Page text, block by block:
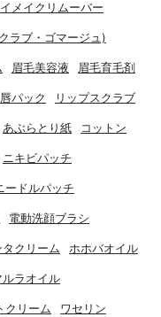
メイクリムーバー
ラブ・ゴマージュ)
眉毛美容液 眉毛育毛剤
唇パック リップスクラブ
あぶらとり紙 コットン
ニキビパッチ
ードルパッチ
電動洗顔ブラシ
クリーム ホホバオイル
ルラオイル
クリーム ワセリン